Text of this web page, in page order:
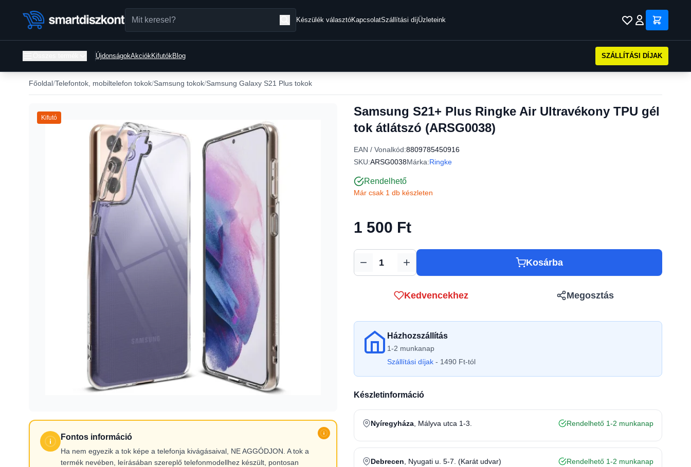
Készülék választóKapcsolatSzállítási díjÜzleteink
ÚjdonságokAkciókKifutókBlog SZÁLLÍTÁSI DÍJAK
Főoldal Telefontok, mobiltelefon tokok Samsung tokok Samsung Galaxy S21 Plus tokok
Fontos információ
Ha nem egyezik a tok képe a telefonja kivágásaival, NE AGGÓDJON. A tok a
termék nevében, leírásában szereplő telefonmodellhez készült, pontosan
Kifutó
Samsung S21+ Plus Ringke Air Ultravékony TPU gél
tok átlátszó (ARSG0038)
EAN / Vonalkód:8809785450916
SKU:ARSG0038Márka:Ringke
Rendelhető
Már csak 1 db készleten
1 500 Ft
Mennyiség Kosárba
Kedvencekhez Megosztás
Házhozszállítás
1-2 munkanap
Szállítási díjak - 1490 Ft-tól
Készletinformáció
Nyíregyháza , Mályva utca 1-3. Rendelhető 1-2 munkanap
Debrecen , Nyugati u. 5-7. (Karát udvar) Rendelhető 1-2 munkanap